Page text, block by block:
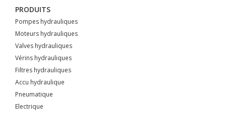
PRODUITS
Pompes hydrauliques
Moteurs hydrauliques
Valves hydrauliques
Vérins hydrauliques
Filtres hydrauliques
Accu hydraulique
Pneumatique
Electrique